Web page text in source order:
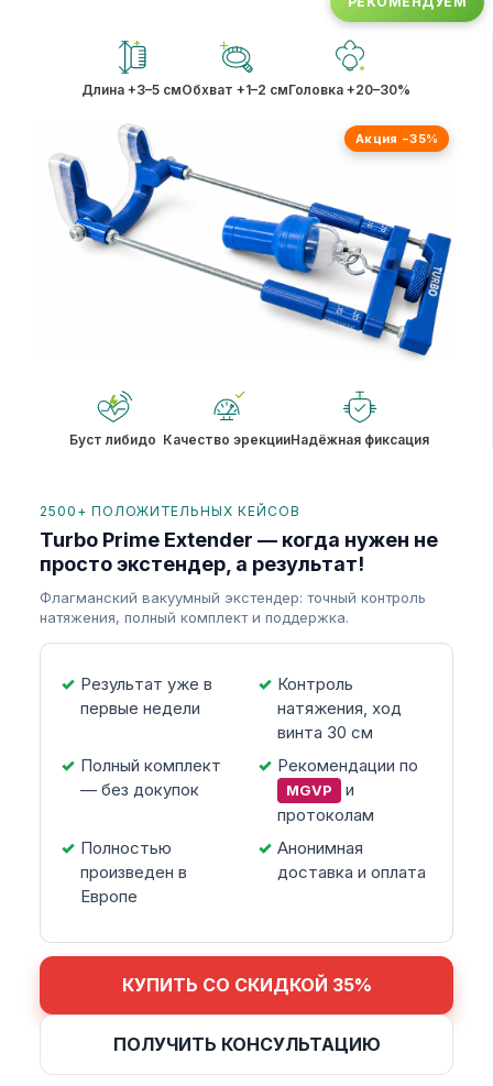
Длина +3–5 смОбхват +1–2 смГоловка +20–30%
Акция −35%
Буст либидо Качество эрекцииНадёжная фиксация
2500+ ПОЛОЖИТЕЛЬНЫХ КЕЙСОВ
Turbo Prime Extender — когда нужен не
просто экстендер, а результат!
Флагманский вакуумный экстендер: точный контроль
натяжения, полный комплект и поддержка.
Результат уже в
первые недели
Контроль
натяжения, ход
винта 30 см
Полный комплект
— без докупок
Рекомендации по
MGVP
и
протоколам
Полностью
произведен в
Европе
Анонимная
доставка и оплата
КУПИТЬ СО СКИДКОЙ 35%
ПОЛУЧИТЬ КОНСУЛЬТАЦИЮ